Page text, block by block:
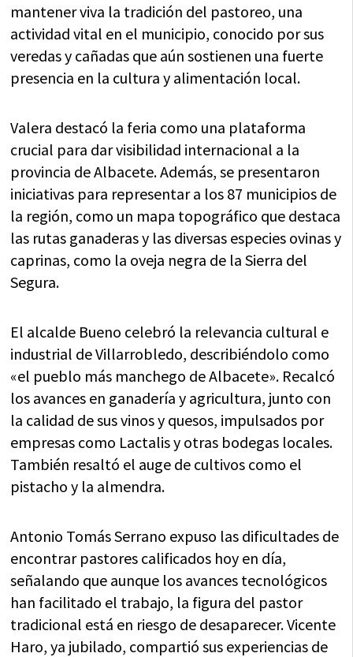
mantener viva la tradición del pastoreo, una
actividad vital en el municipio, conocido por sus
veredas y cañadas que aún sostienen una fuerte
presencia en la cultura y alimentación local.
Valera destacó la feria como una plataforma
crucial para dar visibilidad internacional a la
provincia de Albacete. Además, se presentaron
iniciativas para representar a los 87 municipios de
la región, como un mapa topográfico que destaca
las rutas ganaderas y las diversas especies ovinas y
caprinas, como la oveja negra de la Sierra del
Segura.
El alcalde Bueno celebró la relevancia cultural e
industrial de Villarrobledo, describiéndolo como
«el pueblo más manchego de Albacete». Recalcó
los avances en ganadería y agricultura, junto con
la calidad de sus vinos y quesos, impulsados por
empresas como Lactalis y otras bodegas locales.
También resaltó el auge de cultivos como el
pistacho y la almendra.
Antonio Tomás Serrano expuso las dificultades de
encontrar pastores calificados hoy en día,
señalando que aunque los avances tecnológicos
han facilitado el trabajo, la figura del pastor
tradicional está en riesgo de desaparecer. Vicente
Haro, ya jubilado, compartió sus experiencias de